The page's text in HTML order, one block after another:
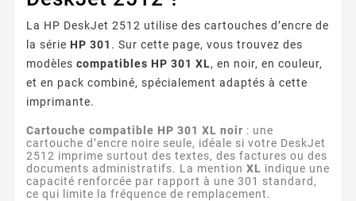
La HP DeskJet 2512 utilise des cartouches d’encre de
la série HP 301 . Sur cette page, vous trouvez des
modèles compatibles HP 301 XL, en noir, en couleur,
et en pack combiné, spécialement adaptés à cette
imprimante.
Cartouche compatible HP 301 XL noir : une
cartouche d’encre noire seule, idéale si votre DeskJet
2512 imprime surtout des textes, des factures ou des
documents administratifs. La mention XL indique une
capacité renforcée par rapport à une 301 standard,
ce qui limite la fréquence de remplacement.